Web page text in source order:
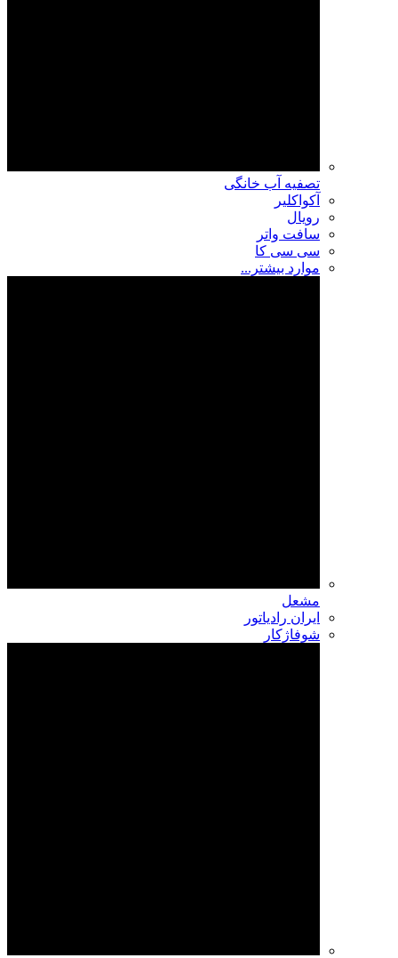
تصفیه آب خانگی
آکواکلیر
رویال
سافت واتر
سی سی کا
موارد بیشتر...
مشعل
ایران رادیاتور
شوفاژکار